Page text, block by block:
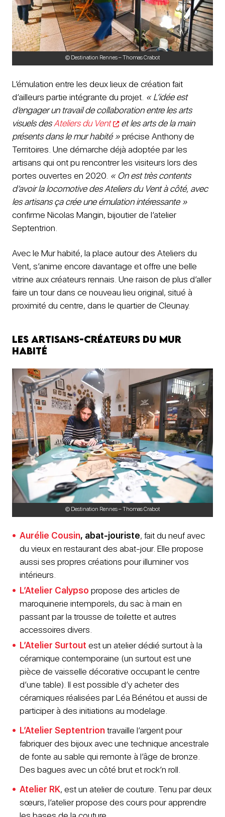
© Destination Rennes – Thomas Crabot
L’émulation entre les deux lieux de création fait
d’ailleurs partie intégrante du projet. « L’idée est
d’engager un travail de collaboration entre les arts
visuels desAteliers du Vent
et les arts de la main
présents dans le mur habité »précise Anthony de
Territoires. Une démarche déjà adoptée par les
artisans qui ont pu rencontrer les visiteurs lors des
portes ouvertes en 2020. « On est très contents
d’avoir la locomotive des Ateliers du Vent à côté, avec
les artisans ça crée une émulation intéressante »
confirme Nicolas Mangin, bijoutier de l’atelier
Septentrion.
Avec le Mur habité, la place autour des Ateliers du
Vent, s’anime encore davantage et offre une belle
vitrine aux créateurs rennais. Une raison de plus d’aller
faire un tour dans ce nouveau lieu original, situé à
proximité du centre, dans le quartier de Cleunay.
Les artisans-créateurs du Mur
habité
© Destination Rennes – Thomas Crabot
Aurélie Cousin, abat-jouriste, fait du neuf avec
du vieux en restaurant des abat-jour. Elle propose
aussi ses propres créations pour illuminer vos
intérieurs.
L’Atelier Calypso propose des articles de
maroquinerie intemporels, du sac à main en
passant par la trousse de toilette et autres
accessoires divers.
L’Atelier Surtout est un atelier dédié surtout à la
céramique contemporaine (un surtout est une
pièce de vaisselle décorative occupant le centre
d’une table). Il est possible d’y acheter des
céramiques réalisées par Léa Bénétou et aussi de
participer à des initiations au modelage.
L’Atelier Septentriontravaille l’argent pour
fabriquer des bijoux avec une technique ancestrale
de fonte au sable qui remonte à l’âge de bronze.
Des bagues avec un côté brut et rock’n roll.
Atelier RK, est un atelier de couture. Tenu par deux
sœurs, l’atelier propose des cours pour apprendre